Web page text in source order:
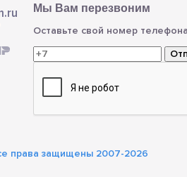
Мы Вам перезвоним
Оставьте свой номер
права защищены 2007-2026